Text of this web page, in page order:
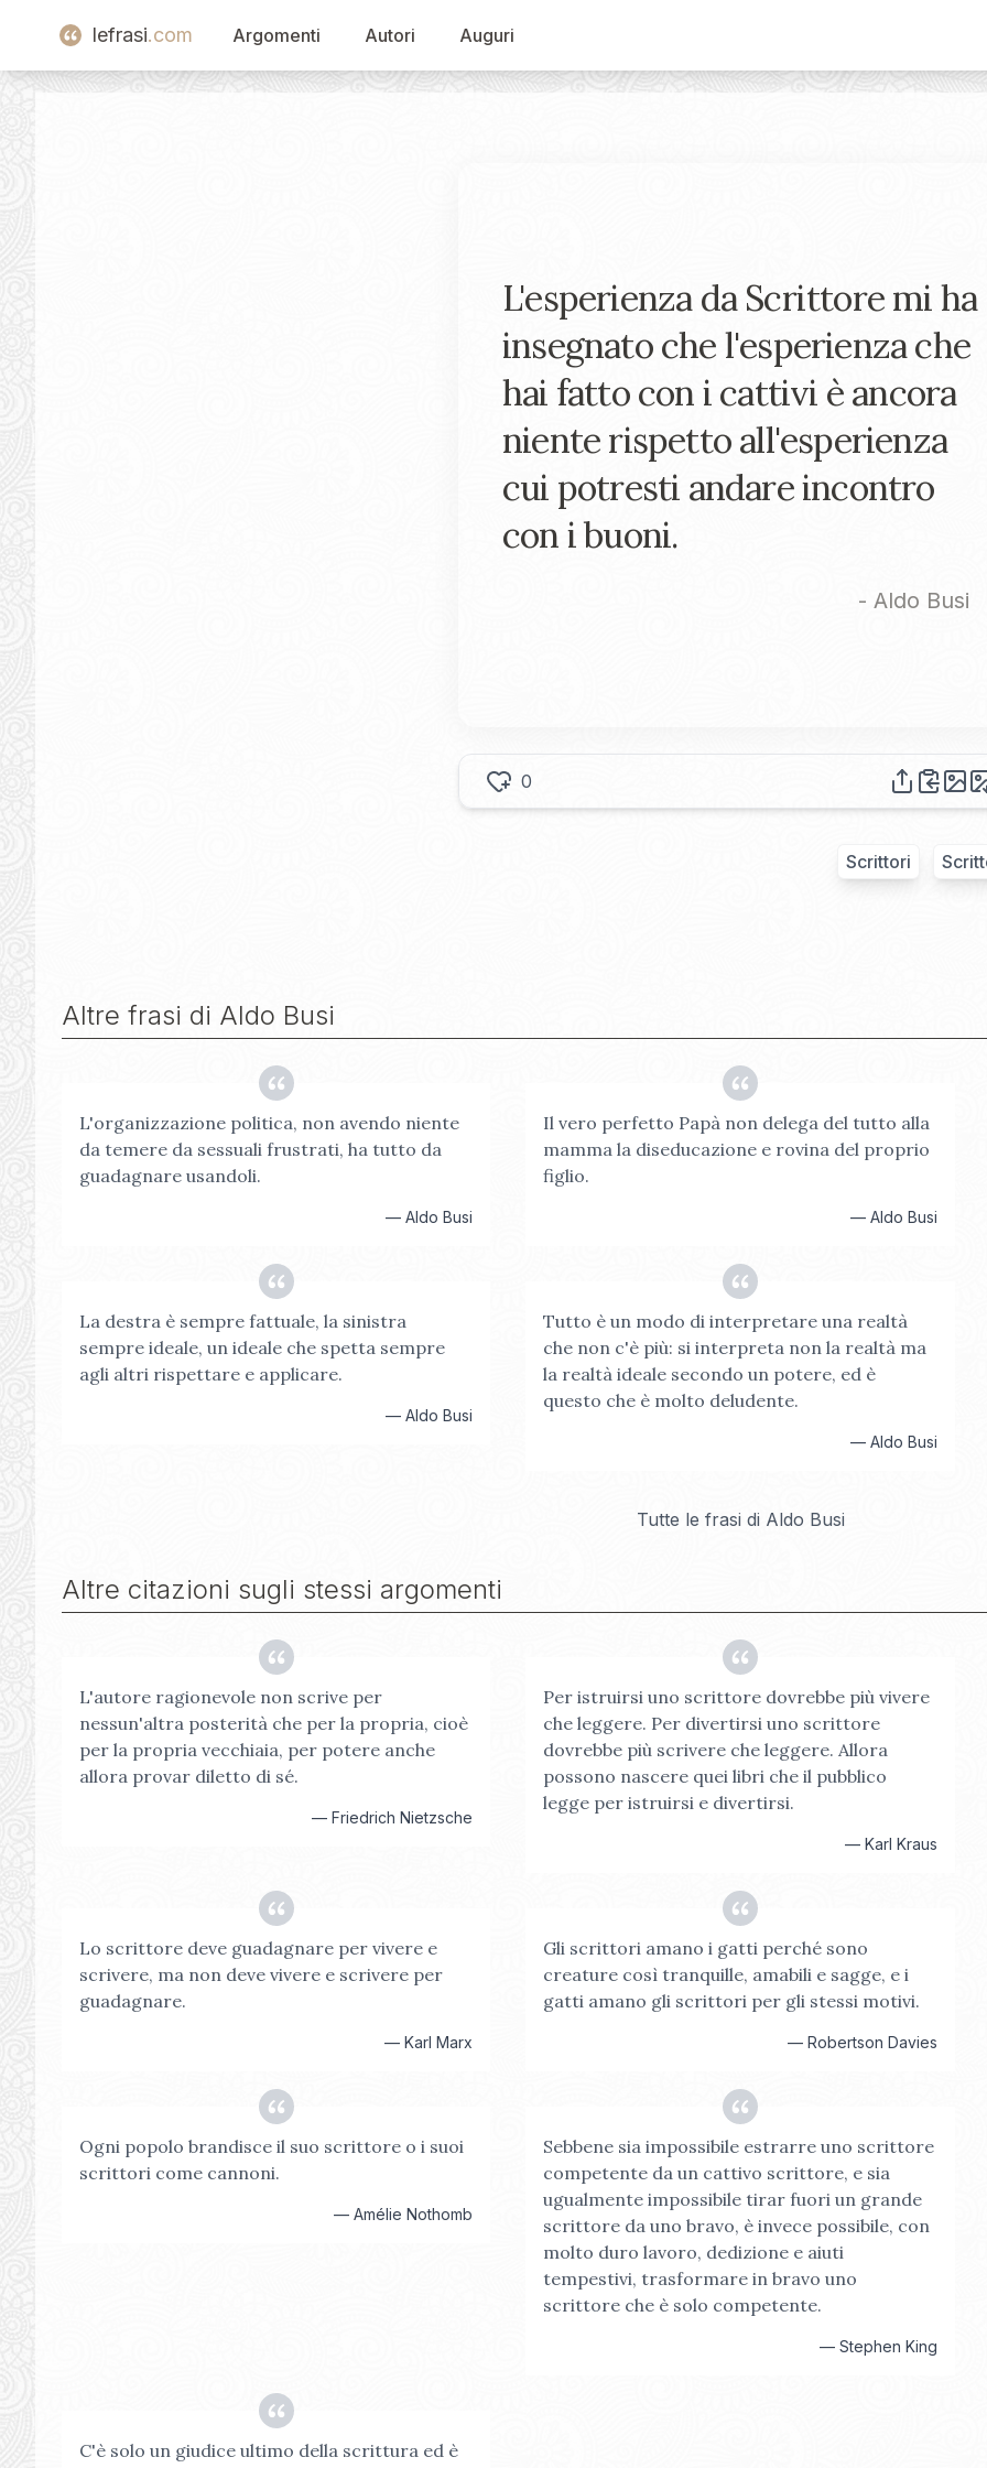
lefrasi.com Argomenti Autori Auguri
L'esperienza da Scrittore mi ha
insegnato che l'esperienza che
hai fatto con i cattivi è ancora
niente rispetto all'esperienza
cui potresti andare incontro
con i buoni.
- Aldo Busi
0
Scrittori
Altre frasi di Aldo Busi
L'organizzazione politica, non avendo niente
da temere da sessuali frustrati, ha tutto da
guadagnare usandoli.
—Aldo Busi
Il vero perfetto Papà non delega del tutto alla
mamma la diseducazione e rovina del proprio
figlio.
— Aldo Busi
La destra è sempre fattuale, la sinistra
sempre ideale, un ideale che spetta sempre
agli altri rispettare e applicare.
—Aldo Busi
Tutto è un modo di interpretare una realtà
che non c'è più: si interpreta non la realtà ma
la realtà ideale secondo un potere, ed è
questo che è molto deludente.
— Aldo Busi
Tutte le frasi di Aldo Busi
Altre citazioni sugli stessi argomenti
L'autore ragionevole non scrive per
nessun'altra posterità che per la propria, cioè
per la propria vecchiaia, per potere anche
allora provar diletto di sé.
—Friedrich Nietzsche
Per istruirsi uno scrittore dovrebbe più vivere
che leggere. Per divertirsi uno scrittore
dovrebbe più scrivere che leggere. Allora
possono nascere quei libri che il pubblico
legge per istruirsi e divertirsi.
— Karl Kraus
Lo scrittore deve guadagnare per vivere e
scrivere, ma non deve vivere e scrivere per
guadagnare.
—Karl Marx
Gli scrittori amano i gatti perché sono
creature così tranquille, amabili e sagge, e i
gatti amano gli scrittori per gli stessi motivi.
— Robertson Davies
Ogni popolo brandisce il suo scrittore o i suoi
scrittori come cannoni.
—Amélie Nothomb
Sebbene sia impossibile estrarre uno scrittore
competente da un cattivo scrittore, e sia
ugualmente impossibile tirar fuori un grande
scrittore da uno bravo, è invece possibile, con
molto duro lavoro, dedizione e aiuti
tempestivi, trasformare in bravo uno
scrittore che è solo competente.
— Stephen King
C'è solo un giudice ultimo della scrittura ed è